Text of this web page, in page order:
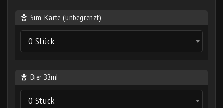
Sim-Karte (unbegrenzt)
0 Stück
Bier 33ml
0 Stück